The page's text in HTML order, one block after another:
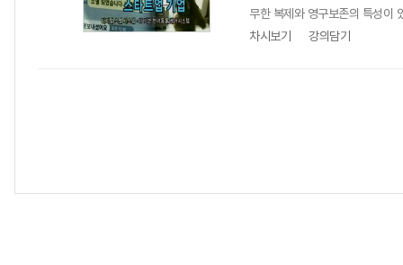
무한 복제와 영구보존의 특성이
차시보기
강의담기